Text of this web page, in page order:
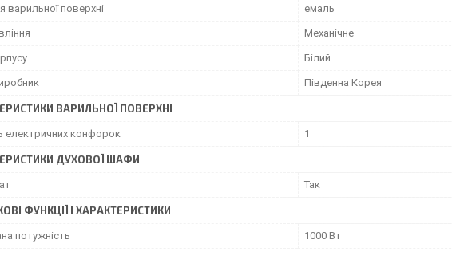
варильної поверхні емаль
Механічне
Білий
Південна Корея
ВАРИЛЬНОЇ ПОВЕРХНІ
електричних конфорок 1
ДУХОВОЇ ШАФИ
Так
ФУНКЦІЇ І ХАРАКТЕРИСТИКИ
потужність 1000 Вт